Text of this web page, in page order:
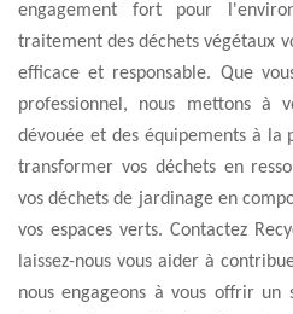
engagement fort pour
traitement des déchets végétaux
efficace et responsable. Que
professionnel, nous mettons à
dévouée et des équipements à
transformer vos déchets en
vos déchets de jardinage en
vos espaces verts. Contactez
laissez-nous vous aider à
nous engageons à vous offrir